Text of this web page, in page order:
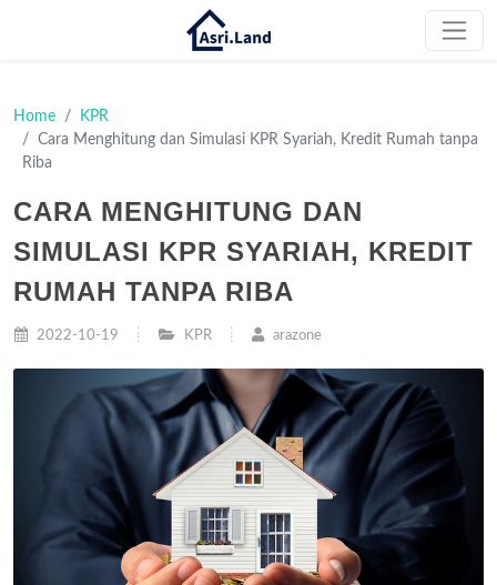
Home
KPR
Cara Menghitung dan Simulasi KPR Syariah, Kredit Rumah tanpa
Riba
CARA MENGHITUNG DAN
SIMULASI KPR SYARIAH, KREDIT
RUMAH TANPA RIBA
2022-10-19 KPR arazone